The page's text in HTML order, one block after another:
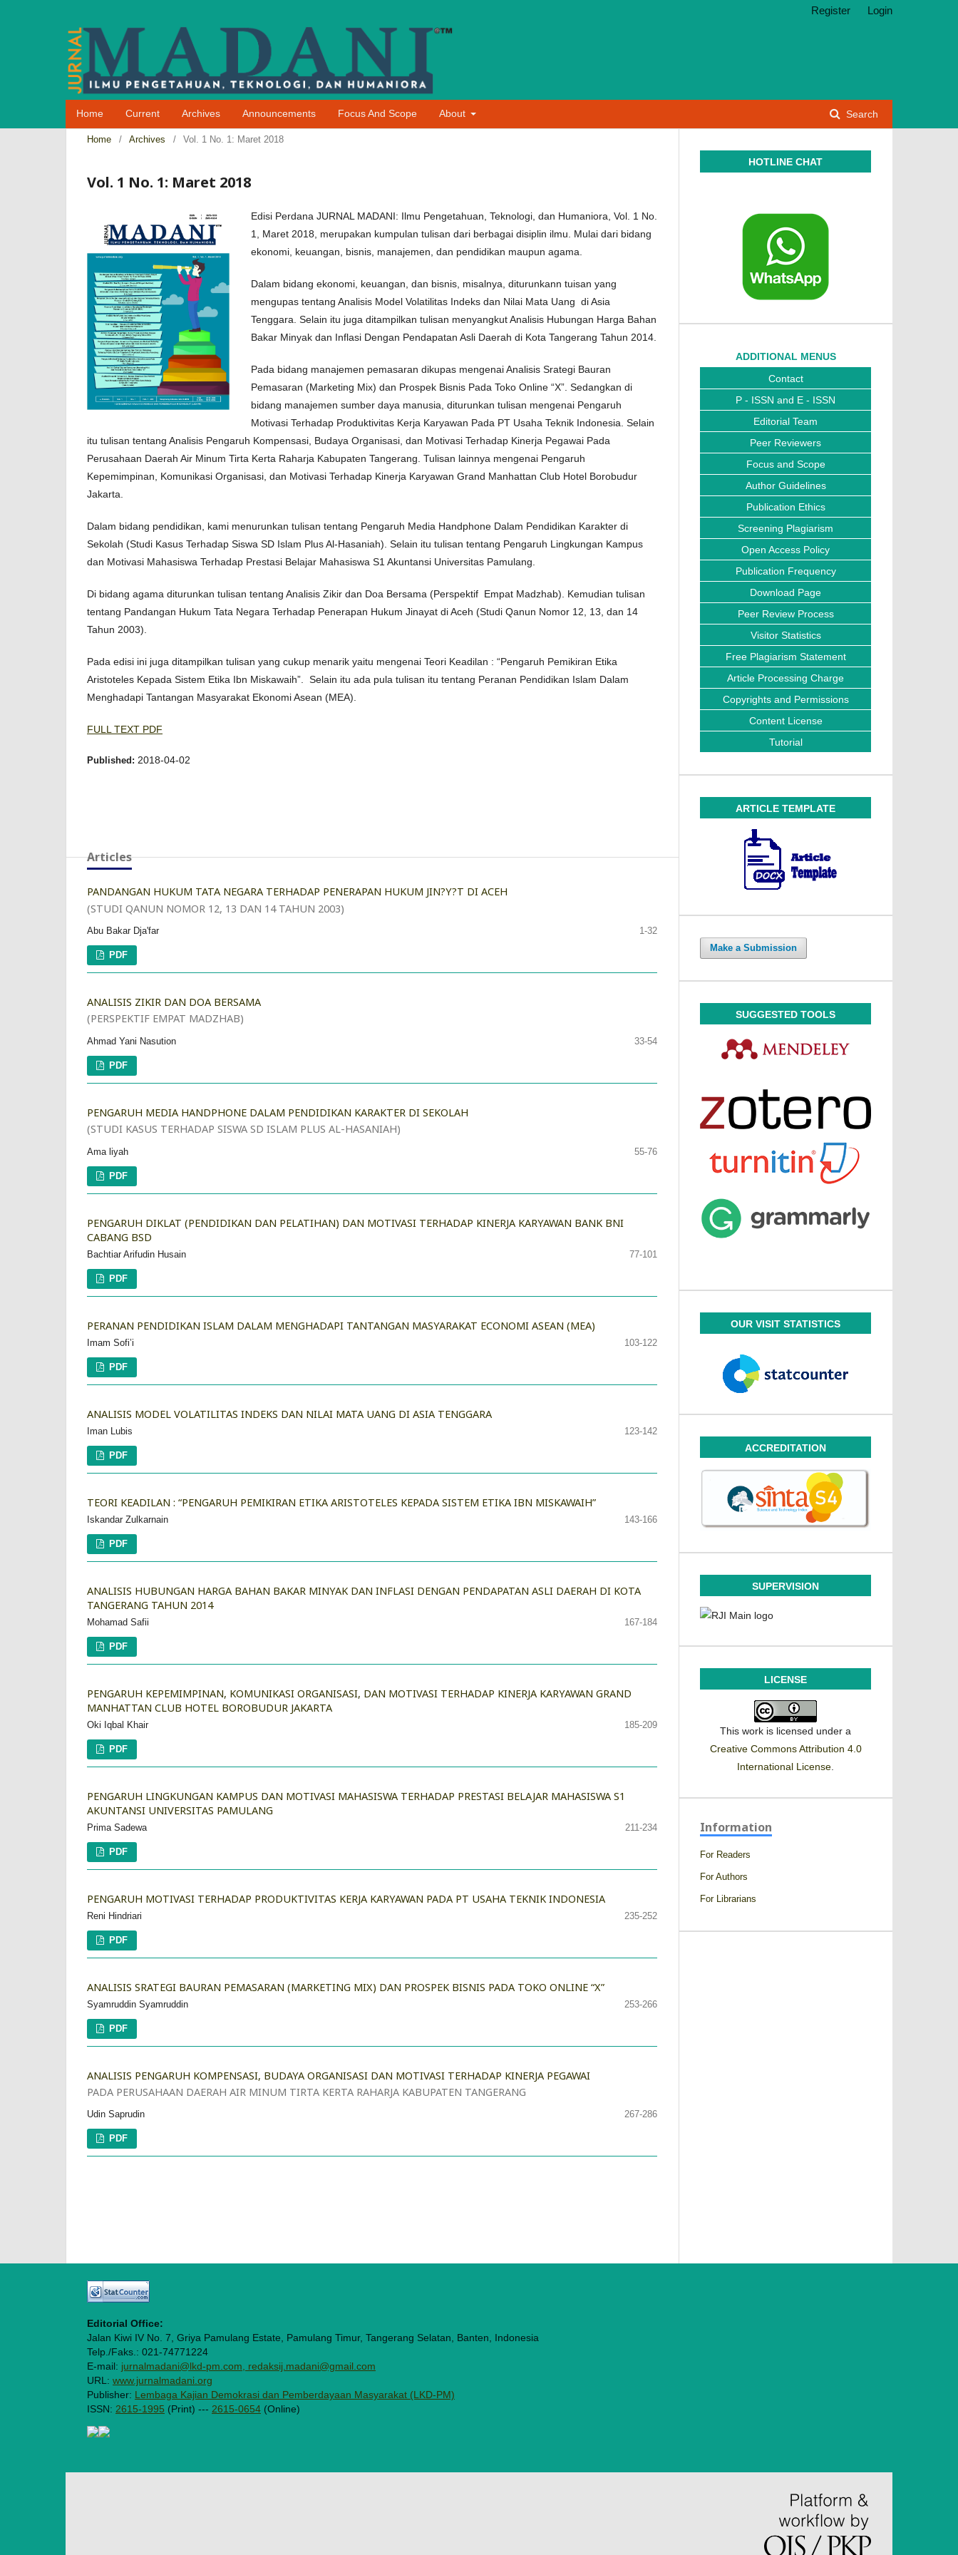
Home Current Archives Announcements Focus And Scope About Search
Register Login
Home / Archives / Vol. 1 No. 1: Maret 2018
Vol. 1 No. 1: Maret 2018
Edisi Perdana JURNAL MADANI: Ilmu Pengetahuan, Teknologi, dan Humaniora, Vol. 1 No.
1, Maret 2018, merupakan kumpulan tulisan dari berbagai disiplin ilmu. Mulai dari bidang
ekonomi, keuangan, bisnis, manajemen, dan pendidikan maupun agama.
Dalam bidang ekonomi, keuangan, dan bisnis, misalnya, diturunkann tuisan yang
mengupas tentang Analisis Model Volatilitas Indeks dan Nilai Mata Uang di Asia
Tenggara. Selain itu juga ditampilkan tulisan menyangkut Analisis Hubungan Harga Bahan
Bakar Minyak dan Inflasi Dengan Pendapatan Asli Daerah di Kota Tangerang Tahun 2014.
Pada bidang manajemen pemasaran dikupas mengenai Analisis Srategi Bauran
Pemasaran (Marketing Mix) dan Prospek Bisnis Pada Toko Online “X”. Sedangkan di
bidang manajemen sumber daya manusia, diturunkan tulisan mengenai Pengaruh
Motivasi Terhadap Produktivitas Kerja Karyawan Pada PT Usaha Teknik Indonesia. Selain
itu tulisan tentang Analisis Pengaruh Kompensasi, Budaya Organisasi, dan Motivasi Terhadap Kinerja Pegawai Pada
Perusahaan Daerah Air Minum Tirta Kerta Raharja Kabupaten Tangerang. Tulisan lainnya mengenai Pengaruh
Kepemimpinan, Komunikasi Organisasi, dan Motivasi Terhadap Kinerja Karyawan Grand Manhattan Club Hotel Borobudur
Jakarta.
Dalam bidang pendidikan, kami menurunkan tulisan tentang Pengaruh Media Handphone Dalam Pendidikan Karakter di
Sekolah (Studi Kasus Terhadap Siswa SD Islam Plus Al-Hasaniah). Selain itu tulisan tentang Pengaruh Lingkungan Kampus
dan Motivasi Mahasiswa Terhadap Prestasi Belajar Mahasiswa S1 Akuntansi Universitas Pamulang.
Di bidang agama diturunkan tulisan tentang Analisis Zikir dan Doa Bersama (Perspektif Empat Madzhab). Kemudian tulisan
tentang Pandangan Hukum Tata Negara Terhadap Penerapan Hukum Jinayat di Aceh (Studi Qanun Nomor 12, 13, dan 14
Tahun 2003).
Pada edisi ini juga ditampilkan tulisan yang cukup menarik yaitu mengenai Teori Keadilan : “Pengaruh Pemikiran Etika
Aristoteles Kepada Sistem Etika Ibn Miskawaih”. Selain itu ada pula tulisan itu tentang Peranan Pendidikan Islam Dalam
Menghadapi Tantangan Masyarakat Ekonomi Asean (MEA).
FULL TEXT PDF
Published: 2018-04-02
Articles
PANDANGAN HUKUM TATA NEGARA TERHADAP PENERAPAN HUKUM JIN?Y?T DI ACEH
(STUDI QANUN NOMOR 12, 13 DAN 14 TAHUN 2003)
Abu Bakar Dja'far 1-32
PDF
ANALISIS ZIKIR DAN DOA BERSAMA
(PERSPEKTIF EMPAT MADZHAB)
Ahmad Yani Nasution 33-54
PDF
PENGARUH MEDIA HANDPHONE DALAM PENDIDIKAN KARAKTER DI SEKOLAH
(STUDI KASUS TERHADAP SISWA SD ISLAM PLUS AL-HASANIAH)
Ama liyah 55-76
PDF
PENGARUH DIKLAT (PENDIDIKAN DAN PELATIHAN) DAN MOTIVASI TERHADAP KINERJA KARYAWAN BANK BNI
CABANG BSD
Bachtiar Arifudin Husain 77-101
PDF
PERANAN PENDIDIKAN ISLAM DALAM MENGHADAPI TANTANGAN MASYARAKAT ECONOMI ASEAN (MEA)
Imam Sofi’i 103-122
PDF
ANALISIS MODEL VOLATILITAS INDEKS DAN NILAI MATA UANG DI ASIA TENGGARA
Iman Lubis 123-142
PDF
TEORI KEADILAN : “PENGARUH PEMIKIRAN ETIKA ARISTOTELES KEPADA SISTEM ETIKA IBN MISKAWAIH”
Iskandar Zulkarnain 143-166
PDF
ANALISIS HUBUNGAN HARGA BAHAN BAKAR MINYAK DAN INFLASI DENGAN PENDAPATAN ASLI DAERAH DI KOTA
TANGERANG TAHUN 2014
Mohamad Safii 167-184
PDF
PENGARUH KEPEMIMPINAN, KOMUNIKASI ORGANISASI, DAN MOTIVASI TERHADAP KINERJA KARYAWAN GRAND
MANHATTAN CLUB HOTEL BOROBUDUR JAKARTA
Oki Iqbal Khair 185-209
PDF
PENGARUH LINGKUNGAN KAMPUS DAN MOTIVASI MAHASISWA TERHADAP PRESTASI BELAJAR MAHASISWA S1
AKUNTANSI UNIVERSITAS PAMULANG
Prima Sadewa 211-234
PDF
PENGARUH MOTIVASI TERHADAP PRODUKTIVITAS KERJA KARYAWAN PADA PT USAHA TEKNIK INDONESIA
Reni Hindriari 235-252
PDF
ANALISIS SRATEGI BAURAN PEMASARAN (MARKETING MIX) DAN PROSPEK BISNIS PADA TOKO ONLINE “X”
Syamruddin Syamruddin 253-266
PDF
ANALISIS PENGARUH KOMPENSASI, BUDAYA ORGANISASI DAN MOTIVASI TERHADAP KINERJA PEGAWAI
PADA PERUSAHAAN DAERAH AIR MINUM TIRTA KERTA RAHARJA KABUPATEN TANGERANG
Udin Saprudin 267-286
PDF
HOTLINE CHAT
ADDITIONAL MENUS
Contact
P - ISSN and E - ISSN
Editorial Team
Peer Reviewers
Focus and Scope
Author Guidelines
Publication Ethics
Screening Plagiarism
Open Access Policy
Publication Frequency
Download Page
Peer Review Process
Visitor Statistics
Free Plagiarism Statement
Article Processing Charge
Copyrights and Permissions
Content License
Tutorial
ARTICLE TEMPLATE
Make a Submission
SUGGESTED TOOLS
OUR VISIT STATISTICS
ACCREDITATION
SUPERVISION
LICENSE
This work is licensed under a
Creative Commons Attribution 4.0
International License
Information
For Readers
For Authors
For Librarians
Editorial Office:
Jalan Kiwi IV No. 7, Griya Pamulang Estate, Pamulang Timur, Tangerang Selatan, Banten, Indonesia
Telp./Faks.: 021-74771224
E-mail: jurnalmadani@lkd-pm.com, redaksij.madani@gmail.com
URL: www.jurnalmadani.org
Publisher: Lembaga Kajian Demokrasi dan Pemberdayaan Masyarakat (LKD-PM)
ISSN: 2615-1995 (Print) --- 2615-0654 (Online)